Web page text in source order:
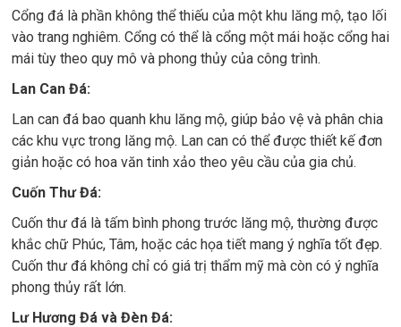
Cổng đá là phần không thể thiếu của một khu lăng mộ, tạo lối
vào trang nghiêm. Cổng có thể là cổng một mái hoặc cổng hai
mái tùy theo quy mô và phong thủy của công trình.
Lan Can Đá:
Lan can đá bao quanh khu lăng mộ, giúp bảo vệ và phân chia
các khu vực trong lăng mộ. Lan can có thể được thiết kế đơn
giản hoặc có hoa văn tinh xảo theo yêu cầu của gia chủ.
Cuốn Thư Đá:
Cuốn thư đá là tấm bình phong trước lăng mộ, thường được
khắc chữ Phúc, Tâm, hoặc các họa tiết mang ý nghĩa tốt đẹp.
Cuốn thư đá không chỉ có giá trị thẩm mỹ mà còn có ý nghĩa
phong thủy rất lớn.
Lư Hương Đá và Đèn Đá: